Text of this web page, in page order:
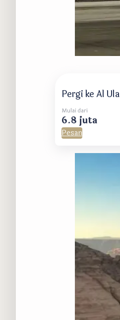
Pergi ke Al Ula
Mulai dari
6.8 juta
Pesan